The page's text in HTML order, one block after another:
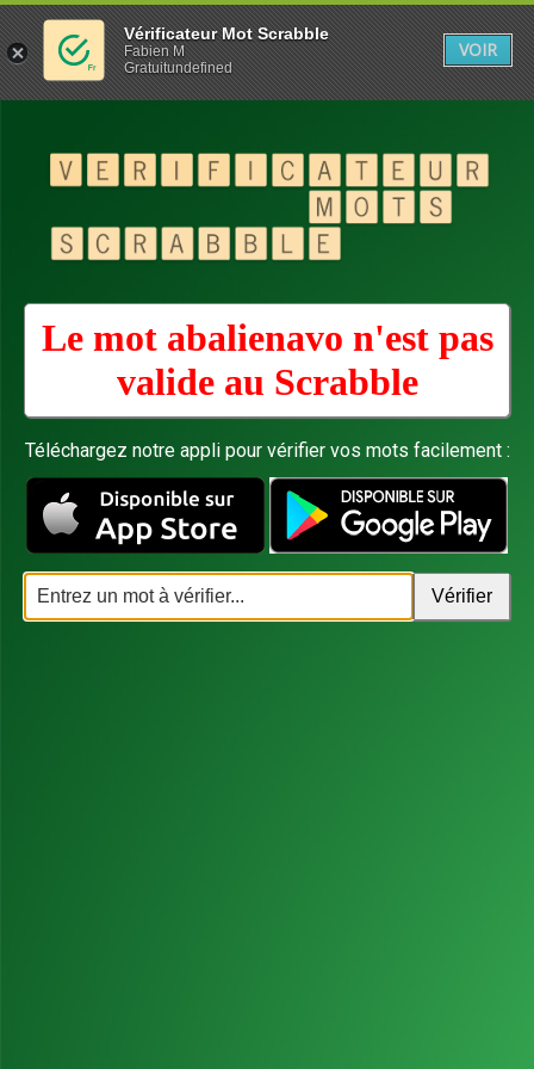
Le mot abalienavo n'est pas
valide au Scrabble
Téléchargez notre appli pour vérifier vos mots facilement :
Vérificateur Mot Scrabble
Fabien M
Gratuitundefined
VOIR